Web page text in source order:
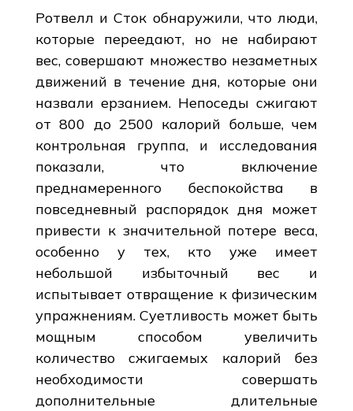
Ротвелл и Сток обнаружили, что люди,
которые переедают, но не набирают
вес, совершают множество незаметных
движений в течение дня, которые они
назвали ерзанием. Непоседы сжигают
от 800 до 2500 калорий больше, чем
контрольная группа, и исследования
показали, что включение
преднамеренного беспокойства в
повседневный распорядок дня может
привести к значительной потере веса,
особенно у тех, кто уже имеет
небольшой избыточный вес и
испытывает отвращение к физическим
упражнениям. Суетливость может быть
мощным способом увеличить
количество сжигаемых калорий без
необходимости совершать
дополнительные длительные